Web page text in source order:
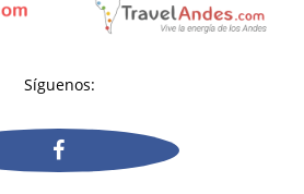
Síguenos: